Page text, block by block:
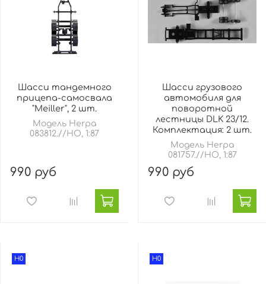
Шасси тандемного
прицепа-самосвала
"Meiller", 2 шт.
Модель Herpa
083812.//HO, 1:87
990 руб
Шасси грузового
автомобиля для
поворотной
лестницы DLK 23/12.
Комплектация: 2 шт.
Модель Herpa
081757.//HO, 1:87
990 руб
H0 H0